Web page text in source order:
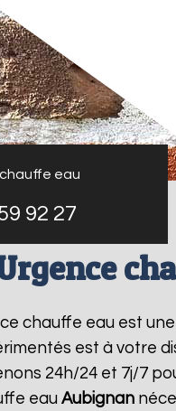
eau
92 27
chauffe eau est
est à votre
24h/24 et 7j/7
eau Aubignan